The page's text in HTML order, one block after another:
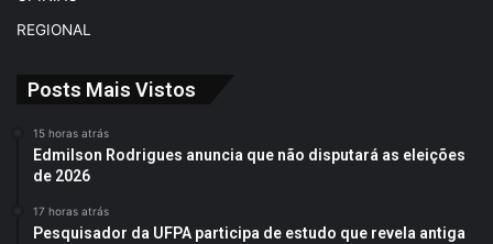
REGIONAL
Posts Mais Vistos
15 horas atrás
Edmilson Rodrigues anuncia que não disputará as eleições
de 2026
17 horas atrás
Pesquisador da UFPA participa de estudo que revela antiga